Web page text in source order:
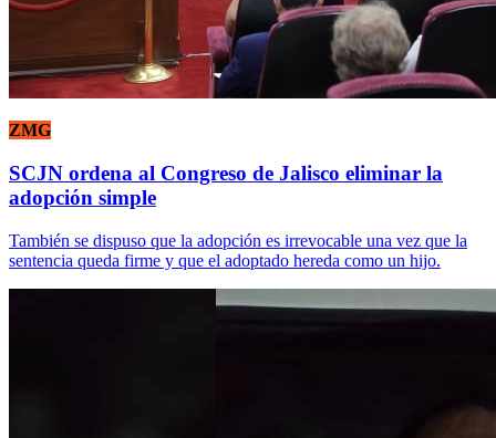
ZMG
SCJN ordena al Congreso de Jalisco eliminar la
adopción simple
También se dispuso que la adopción es irrevocable una vez que la
sentencia queda firme y que el adoptado hereda como un hijo.